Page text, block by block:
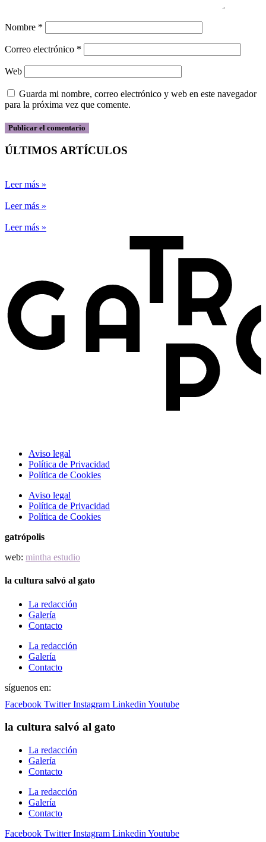
Nombre *
Correo electrónico *
Web
Guarda mi nombre, correo electrónico y web en este navegador
para la próxima vez que comente.
ÚLTIMOS ARTÍCULOS
Leer más »
Leer más »
Leer más »
Aviso legal
Política de Privacidad
Política de Cookies
Aviso legal
Política de Privacidad
Política de Cookies
gatrópolis
web: mintha estudio
la cultura salvó al gato
La redacción
Galería
Contacto
La redacción
Galería
Contacto
síguenos en:
Facebook Twitter Instagram Linkedin Youtube
la cultura salvó al gato
La redacción
Galería
Contacto
La redacción
Galería
Contacto
Facebook Twitter Instagram Linkedin Youtube